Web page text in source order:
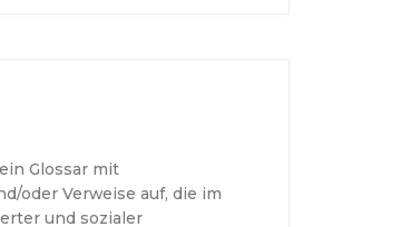
Glossar mit
oder Verweise auf, die im
und sozialer